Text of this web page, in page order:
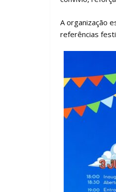
A organização
referências